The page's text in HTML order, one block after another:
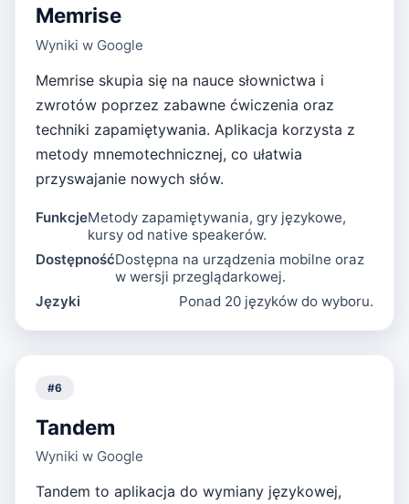
Memrise
Wyniki w Google
Memrise skupia się na nauce słownictwa i
zwrotów poprzez zabawne ćwiczenia oraz
techniki zapamiętywania. Aplikacja korzysta z
metody mnemotechnicznej, co ułatwia
przyswajanie nowych słów.
FunkcjeMetody zapamiętywania, gry językowe,
kursy od native speakerów.
DostępnośćDostępna na urządzenia mobilne oraz
w wersji przeglądarkowej.
Języki
Ponad 20 języków do wyboru.
#6
Tandem
Wyniki w Google
Tandem to aplikacja do wymiany językowej,